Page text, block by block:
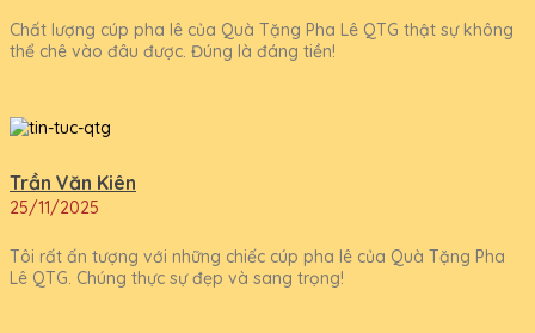
Chất lượng cúp pha lê của Quà Tặng Pha Lê QTG thật sự không
thể chê vào đâu được. Đúng là đáng tiền!
Trần Văn Kiên
25/11/2025
Tôi rất ấn tượng với những chiếc cúp pha lê của Quà Tặng Pha
Lê QTG. Chúng thực sự đẹp và sang trọng!